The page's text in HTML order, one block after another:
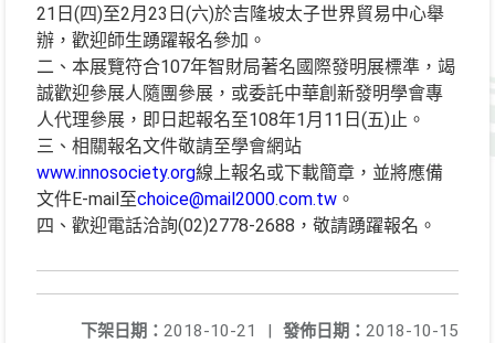
21日(四)至2月23日(六)於吉隆坡太子世界貿易中心舉
辦，歡迎師生踴躍報名參加。
二、本展覽符合107年智財局著名國際發明展標準，竭
誠歡迎參展人隨團參展，或委託中華創新發明學會專
人代理參展，即日起報名至108年1月11日(五)止。
三、相關報名文件敬請至學會網站
www.innosociety.org線上報名或下載簡章，並將應備
文件E-mail至choice@mail2000.com.tw 。
四、歡迎電話洽詢(02)2778-2688，敬請踴躍報名。
發佈日期： 2018-10-15
下架日期： 2018-10-21
|